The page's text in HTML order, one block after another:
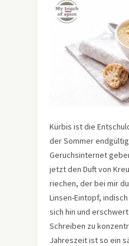
Kürbis ist die
der Sommer
Geruchsinternet
jetzt den Duft von
riechen, der bei mir
Linsen-Eintopf,
sich hin und
Schreiben zu
Jahreszeit ist so ein